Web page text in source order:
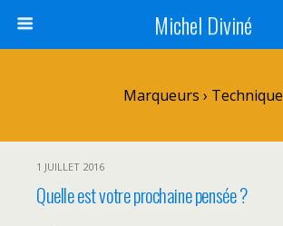
Michel Diviné
Marqueurs › Technique
1 JUILLET 2016
Quelle est votre prochaine pensée ?